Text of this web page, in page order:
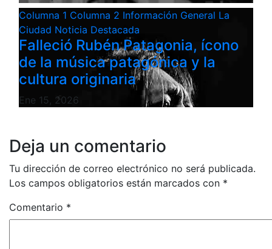
Columna 1 Columna 2 Información General La
Ciudad Noticia Destacada
Falleció Rubén Patagonia, ícono
de la música patagónica y la
cultura originaria
Ene 15, 2026
Deja un comentario
Tu dirección de correo electrónico no será publicada.
Los campos obligatorios están marcados con *
Comentario *